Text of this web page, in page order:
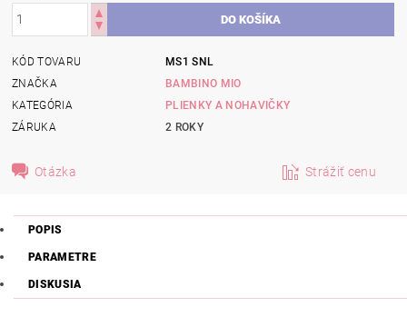
KÓD TOVARU
MS1 SNL
ZNAČKA
BAMBINO MIO
KATEGÓRIA
PLIENKY A NOHAVIČKY
ZÁRUKA
2 ROKY
Otázka Strážiť cenu
POPIS
PARAMETRE
DISKUSIA